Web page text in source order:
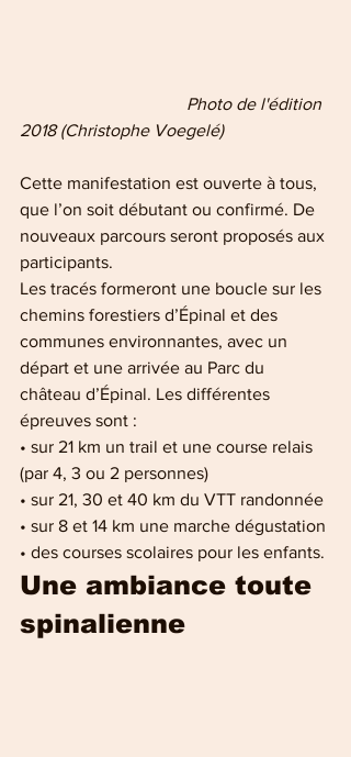
2018 (Christophe Voegelé)
Cette manifestation est ouverte à tous,
que l’on soit débutant ou confirmé. De
nouveaux parcours seront proposés aux
participants.
Les tracés formeront une boucle sur les
chemins forestiers d’Épinal et des
communes environnantes, avec un
départ et une arrivée au Parc du
château d’Épinal. Les différentes
épreuves sont :
• sur 21 km un trail et une course relais
(par 4, 3 ou 2 personnes)
• sur 21, 30 et 40 km du VTT randonnée
• sur 8 et 14 km une marche dégustation
• des courses scolaires pour les enfants.
Une ambiance toute
spinalienne